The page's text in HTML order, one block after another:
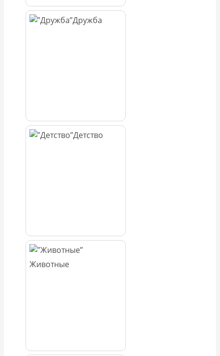
Дружба
Детство
Животные